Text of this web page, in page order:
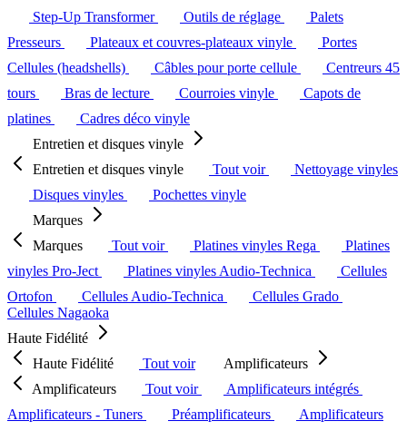
Step-Up Transformer
Outils de réglage
Palets
Presseurs
Plateaux et couvres-plateaux vinyle
Portes
Cellules (headshells)
Câbles pour porte cellule
Centreurs 45
tours
Bras de lecture Courroies vinyle
Capots de
platines
Cadres déco vinyle
Entretien et disques vinyle
Entretien et disques vinyle
Tout voir
Nettoyage vinyles
Disques vinyles
Pochettes vinyle
Marques
Marques
Tout voir Platines vinyles Rega
Platines
vinyles Pro-Ject
Platines vinyles Audio-Technica
Cellules
Ortofon
Cellules Audio-Technica
Cellules Grado
Cellules Nagaoka
Haute Fidélité
Haute Fidélité
Tout voir
Amplificateurs
Amplificateurs
Tout voir
Amplificateurs intégrés
Amplificateurs - Tuners
Préamplificateurs
Amplificateurs